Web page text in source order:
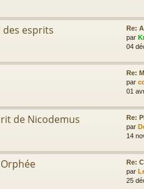
des esprits
Re:
par
04
Re:
par
01
de Nicodemus
Re:
par
14
Re:
par
25